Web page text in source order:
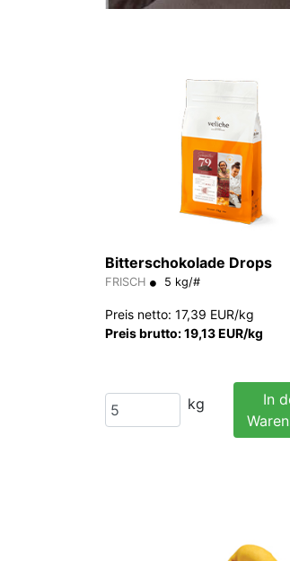
Bitterschokolade Drops
FRISCH 5 kg/#
Preis netto: 17,39 EUR/kg
Preis brutto: 19,13 EUR/kg
kg
In